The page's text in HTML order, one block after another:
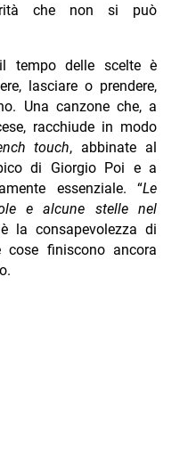
che non si può
tempo delle scelte è
lasciare o prendere,
Una canzone che, a
racchiude in modo
touch, abbinate al
di Giorgio Poi e a
essenziale. “Le
e alcune stelle nel
la consapevolezza di
finiscono ancora